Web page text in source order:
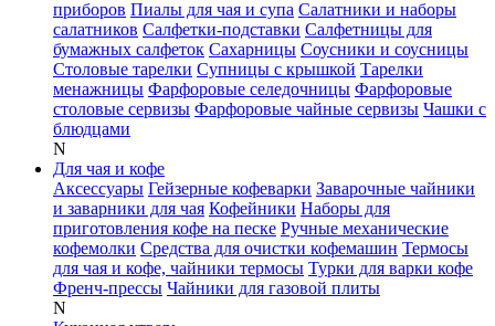
приборов Пиалы для чая и супа Салатники и наборы
салатников Салфетки-подставки Салфетницы для
бумажных салфеток Сахарницы Соусники и соусницы
Столовые тарелки Супницы с крышкой Тарелки
менажницы Фарфоровые селедочницы Фарфоровые
столовые сервизы Фарфоровые чайные сервизы Чашки с
блюдцами
N
Для чая и кофе
Аксессуары Гейзерные кофеварки Заварочные чайники
и заварники для чая Кофейники Наборы для
приготовления кофе на песке Ручные механические
кофемолки Средства для очистки кофемашин Термосы
для чая и кофе, чайники термосы Турки для варки кофе
Френч-прессы Чайники для газовой плиты
N